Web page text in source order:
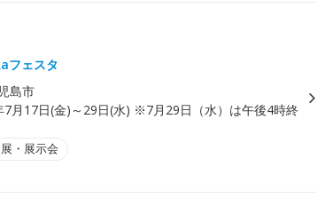
フェスタ
島市
7月17日(金)～29日(水) ※7月29日（水）は午後4時終
・展示会